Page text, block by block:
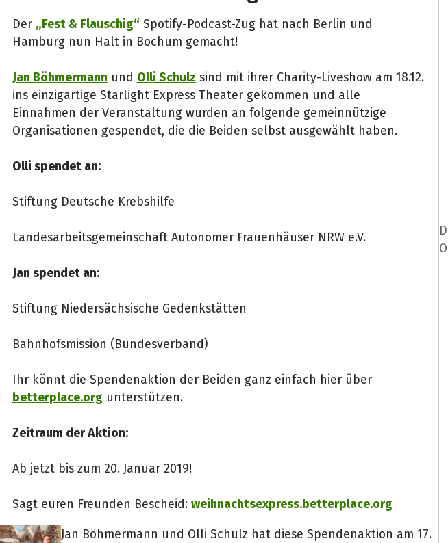
Der „Fest & Flauschig“ Spotify-Podcast-Zug hat nach Berlin und
Hamburg nun Halt in Bochum gemacht!
Jan Böhmermann und Olli Schulz sind mit ihrer Charity-Liveshow am 18.12.
ins einzigartige Starlight Express Theater gekommen und alle
Einnahmen der Veranstaltung wurden an folgende gemeinnützige
Organisationen gespendet, die die Beiden selbst ausgewählt haben.
Olli spendet an:
Stiftung Deutsche Krebshilfe
Landesarbeitsgemeinschaft Autonomer Frauenhäuser NRW e.V.
Jan spendet an:
Stiftung Niedersächsische Gedenkstätten
Bahnhofsmission (Bundesverband)
Ihr könnt die Spendenaktion der Beiden ganz einfach hier über
betterplace.org unterstützen.
Zeitraum der Aktion:
Ab jetzt bis zum 20. Januar 2019!
Sagt euren Freunden Bescheid: weihnachtsexpress.betterplace.org
Jan Böhmermann und Olli Schulz hat diese Spendenaktion am 17.